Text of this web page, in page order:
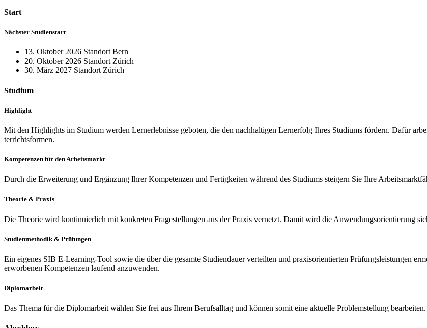
Start
Nächster Studienstart
13. Oktober 2026 Standort Bern
20. Oktober 2026 Standort Zürich
30. März 2027 Standort Zürich
Studium
Highlight
Mit den Highlights im Studium werden Lern­erleb­nisse geboten, die den nach­hal­ti­gen Lern­er­folg Ihres Studiums fördern. Dafür
ter­richts­for­men.
Kompetenzen für den Arbeitsmarkt
Durch die Erweiterung und Er­gän­zung Ihrer Kom­pe­ten­zen und Fer­tig­kei­ten während des Studiums steigern Sie Ihre
Theorie & Praxis
Die Theorie wird kontinuierlich mit konkreten Fra­gestel­lun­gen aus der Praxis vernetzt. Damit wird die An­wen­dung­sorien­tie­rung
Studienmethodik & Prüfungen
Ein eigenes SIB E-Learning-Tool sowie die über die gesamte Studiendauer verteilten und pra­xis­ori­en­tier­ten Prü­fungs­leis­tun­gen
erworbenen Kompetenzen laufend anzuwenden.
Diplomarbeit
Das Thema für die Diplomarbeit wählen Sie frei aus Ihrem Berufsalltag und können somit eine aktuelle Problemstellung